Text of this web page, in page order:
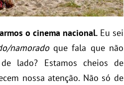
o cinema nacional.Eu sei
namoradoque fala que não
lado? Estamos cheios de
nossa atenção. Não só de